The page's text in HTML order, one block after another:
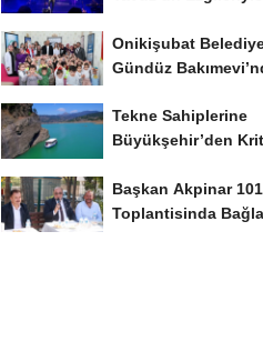
Onikişubat
Gündüz
Tekne Sahiplerine
Büyükşehir’den
Başkan Akpinar
Toplantisinda